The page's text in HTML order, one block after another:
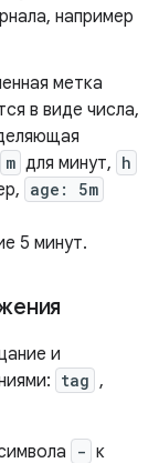
например
метка
в виде числа,
m для минут, h
age: 5m
5 минут.
и
tag ,
- к